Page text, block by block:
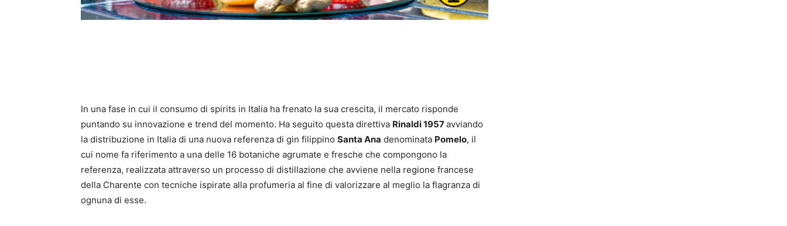
In una fase in cui il consumo di spirits in Italia ha frenato la sua crescita, il mercato risponde
puntando su innovazione e trend del momento. Ha seguito questa direttiva Rinaldi 1957avviando
la distribuzione in Italia di una nuova referenza di gin filippino Santa Ana denominata Pomelo, il
cui nome fa riferimento a una delle 16 botaniche agrumate e fresche che compongono la
referenza, realizzata attraverso un processo di distillazione che avviene nella regione francese
della Charente con tecniche ispirate alla profumeria al fine di valorizzare al meglio la flagranza di
ognuna di esse.